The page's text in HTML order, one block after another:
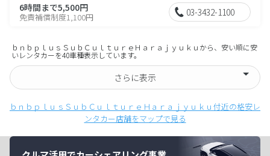
6時間まで5,500円
免責補償制度1,100円 03-3432-1100
ｂｎｂｐｌｕｓＳｕｂＣｕｌｔｕｒｅＨａｒａｊｙｕｋｕから、安い順に安
いレンタカーを40車種表示しています。
さらに表示
ｂｎｂｐｌｕｓＳｕｂＣｕｌｔｕｒｅＨａｒａｊｙｕｋｕ付近の格安レ
ンタカー店舗をマップで見る